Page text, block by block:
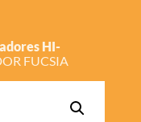
HI-
FUCSIA